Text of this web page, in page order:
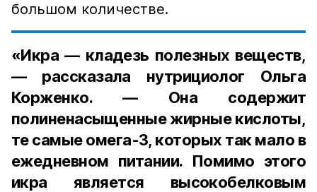
большом количестве.
«Икра — кладезь полезных веществ,
— рассказала нутрициолог Ольга
Корженко. — Она содержит
полиненасыщенные жирные кислоты,
те самые омега-3, которых так мало в
ежедневном питании. Помимо этого
икра является высокобелковым